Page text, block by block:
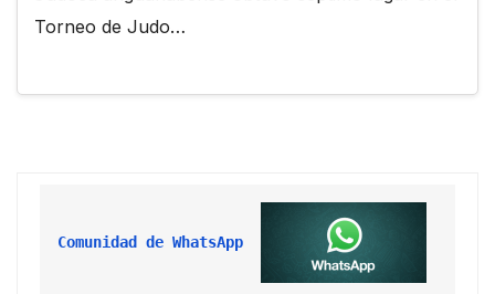
Torneo de Judo…
Comunidad de WhatsApp